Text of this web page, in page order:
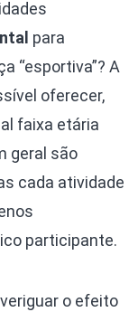
para
“esportiva”? A
oferecer,
faixa etária
geral são
cada atividade
participante.
o efeito